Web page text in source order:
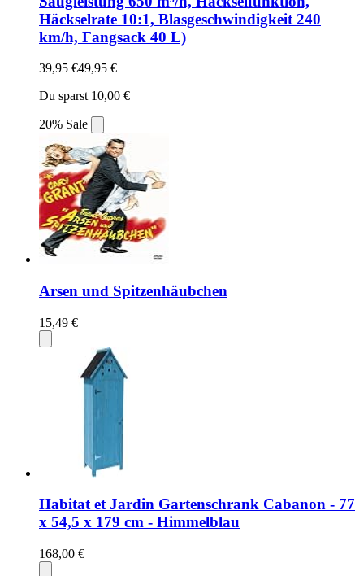
Häckselrate 10:1, Blasgeschwindigkeit 240
km/h, Fangsack 40 L)
39,95 €49,95 €
Du sparst 10,00 €
20% Sale
Arsen und Spitzenhäubchen
15,49 €
Habitat et Jardin Gartenschrank Cabanon - 77
x 54,5 x 179 cm - Himmelblau
168,00 €